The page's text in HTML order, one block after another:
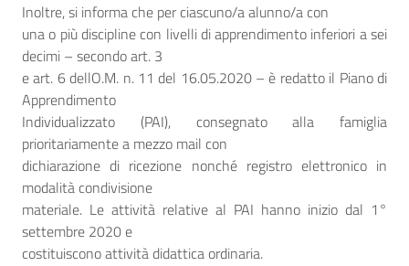
Inoltre, si informa che per ciascuno/a alunno/a con
una o più discipline con livelli di apprendimento inferiori a sei
decimi – secondo art. 3
e art. 6 dellO.M. n. 11 del 16.05.2020 – è redatto il Piano di
Apprendimento
Individualizzato (PAI), consegnato alla famiglia
prioritariamente a mezzo mail con
dichiarazione di ricezione nonché registro elettronico in
modalità condivisione
materiale. Le attività relative al PAI hanno inizio dal 1°
settembre 2020 e
costituiscono attività didattica ordinaria.